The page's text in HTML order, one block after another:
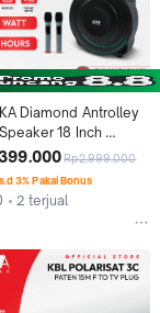
Diamond Antrolley
18 Inch
Bluetooth Indoor
Karaoke Mic
Garansi Resmi 1
Rp2.999.000
3% Pakai Bonus
2 terjual